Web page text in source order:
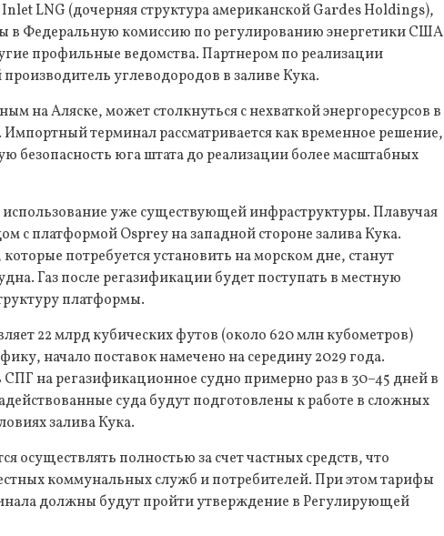
LNG (дочерняя структура американской Gardes Holdings),
в Федеральную комиссию по регулированию энергетики США
профильные ведомства. Партнером по реализации
углеводородов в заливе Кука.
на Аляске, может столкнуться с нехваткой энергоресурсов в
терминал рассматривается как временное решение,
безопасность юга штата до реализации более масштабных
уже существующей инфраструктуры. Плавучая
с платформой Osprey на западной стороне залива Кука.
потребуется установить на морском дне, станут
Газ после регазификации будет поступать в местную
платформы.
22 млрд кубических футов (около 620 млн кубометров)
начало поставок намечено на середину 2029 года.
на регазификационное судно примерно раз в 30–45 дней в
суда будут подготовлены к работе в сложных
залива Кука.
осуществлять полностью за счет частных средств, что
коммунальных служб и потребителей. При этом тарифы
должны будут пройти утверждение в Регулирующей